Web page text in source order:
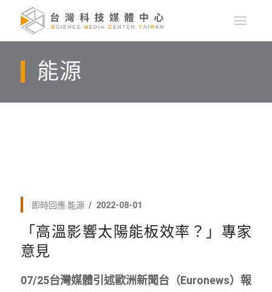
能源
即時回應 能源 2022-08-01
「高溫影響太陽能板效率？」專家
意見
07/25台灣媒體引述歐洲新聞台（Euronews）報